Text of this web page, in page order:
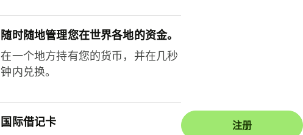
随时随地管理您在世界各地的资金。
在一个地方持有您的货币，并在几秒
钟内兑换。
国际借记卡
注册